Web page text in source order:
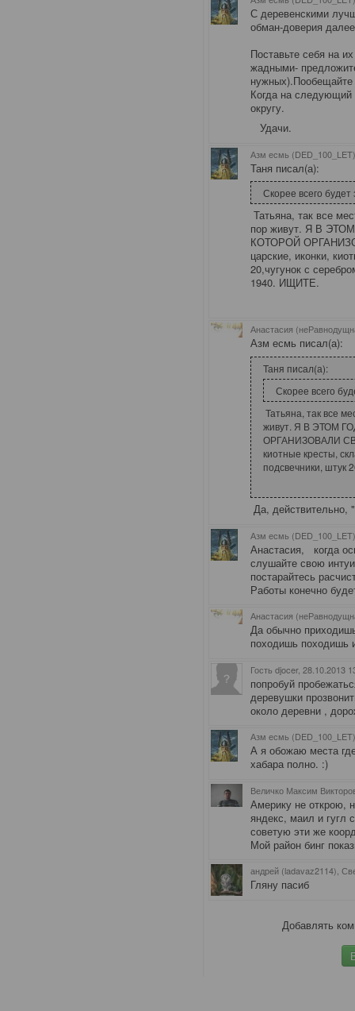
С деревенскими
обман-доверия
Поставьте себя на
жадными-
нужных).Пообещайте
Когда на следующий
округу.
Удачи.
Азм есмь
Таня писал(а):
Скорее всего
Татьяна, так все
пор живут. Я В
КОТОРОЙ
царские, иконки,
20,чугунок с
1940. ИЩИТЕ.
Анастасия
Азм есмь писал(а):
Таня писал(а):
Скорее всего
Татьяна, так все
живут. Я В ЭТОМ
ОРГАНИЗОВАЛИ
киотные кресты,
подсвечники,
Да, действительно,
Азм есмь
Анастасия,
когда
слушайте свою
постарайтесь
Работы конечно
Анастасия
Да обычно
походишь походишь
Гость djocer, 28.10.2013
попробуй
деревушки
около деревни ,
Азм есмь
А я обожаю места
хабара полно. :)
Величко Максим
Америку не открою,
яндекс, маил и гугл
советую эти же
Мой район бинг
андрей (ladavaz2114),
Гляну пасиб
Добавлять